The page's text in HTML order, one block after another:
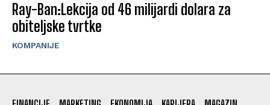
Ray-Ban:Lekcija od 46 milijardi dolara za
obiteljske tvrtke
KOMPANIJE